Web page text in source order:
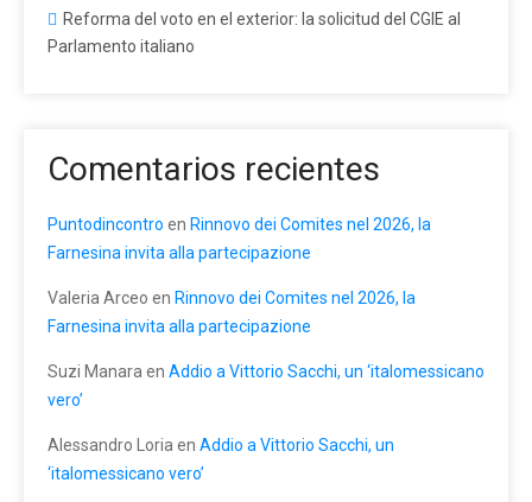
Reforma del voto en el exterior: la solicitud del CGIE al
Parlamento italiano
Comentarios recientes
Puntodincontro en Rinnovo dei Comites nel 2026, la
Farnesina invita alla partecipazione
Valeria Arceo en Rinnovo dei Comites nel 2026, la
Farnesina invita alla partecipazione
Suzi Manara en Addio a Vittorio Sacchi, un ‘italomessicano
vero’
Alessandro Loria en Addio a Vittorio Sacchi, un
‘italomessicano vero’